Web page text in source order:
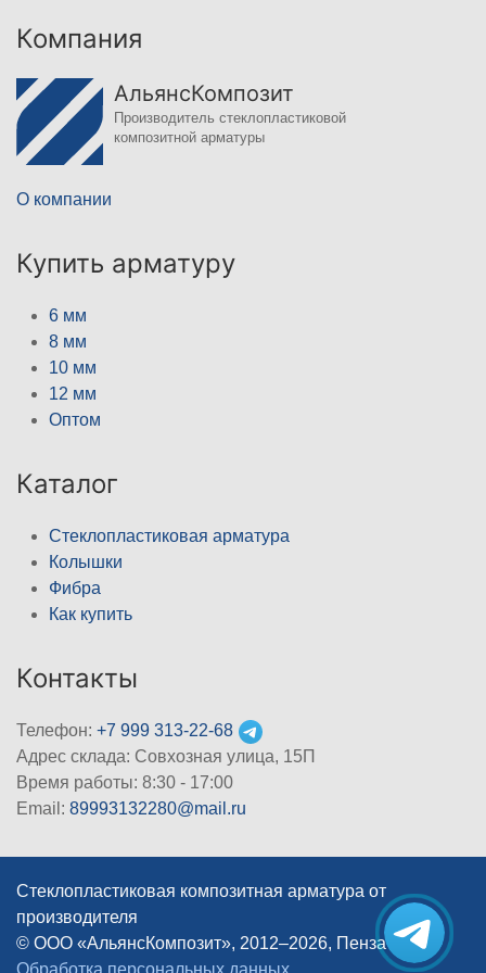
Компания
АльянсКомпозит
Производитель стеклопластиковой
композитной арматуры
О компании
Купить арматуру
6 мм
8 мм
10 мм
12 мм
Оптом
Каталог
Стеклопластиковая арматура
Колышки
Фибра
Как купить
Контакты
Телефон: +7 999 313-22-68
Адрес склада: Совхозная улица, 15П
Время работы: 8:30 - 17:00
Email: 89993132280@mail.ru
Стеклопластиковая композитная арматура от
производителя
© ООО «АльянсКомпозит», 2012–2026, Пенза